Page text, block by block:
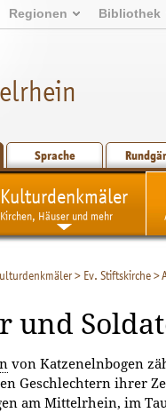
Regionen Bibliothek
Sprache
Kulturdenkmäler
Kirchen, Häuser und mehr
> Ev. Stiftskirche>
und
von Katzenelnbogen
Geschlechtern ihrer
am Mittelrhein, im